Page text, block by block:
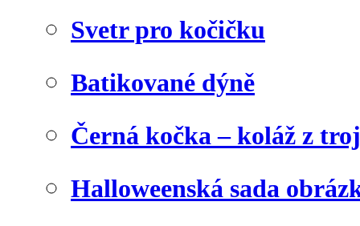
Svetr pro kočičku
Batikované dýně
Černá kočka – koláž z
Halloweenská sada